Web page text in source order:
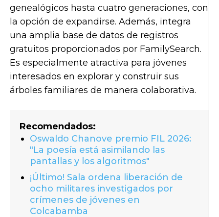
genealógicos hasta cuatro generaciones, con
la opción de expandirse. Además, integra
una amplia base de datos de registros
gratuitos proporcionados por FamilySearch.
Es especialmente atractiva para jóvenes
interesados en explorar y construir sus
árboles familiares de manera colaborativa.
Recomendados:
Oswaldo Chanove premio FIL 2026:
"La poesía está asimilando las
pantallas y los algoritmos"
¡Último! Sala ordena liberación de
ocho militares investigados por
crímenes de jóvenes en
Colcabamba